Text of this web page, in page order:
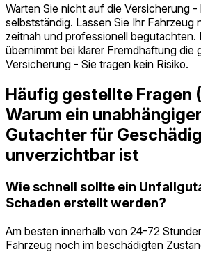
Warten Sie nicht auf die Versicherung -
selbstständig. Lassen Sie Ihr Fahrzeug
zeitnah und professionell begutachten.
übernimmt bei klarer Fremdhaftung die
Versicherung - Sie tragen kein Risiko.
Häufig gestellte Fragen
Warum ein
Gutachter für
unverzichtbar ist
Wie schnell sollte ein
Schaden erstellt werden?
Am besten innerhalb von 24-72
Fahrzeug noch im beschädigten